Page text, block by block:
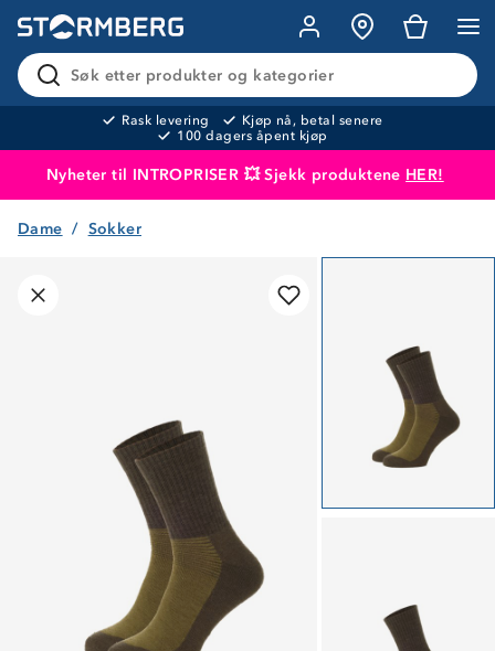
Søk etter produkter og kategorier
Rask levering
Kjøp nå, betal senere
100 dagers åpent kjøp
Nyheter til INTROPRISER 💥 Sjekk produktene HER!
Produktet er lagt i handlekurven
Dame Sokker